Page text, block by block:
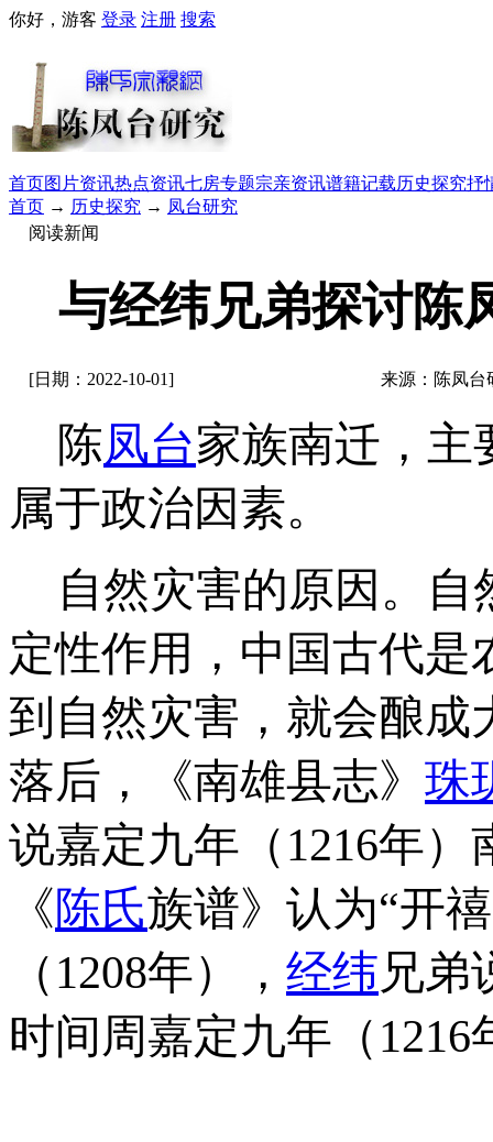
你好，游客 登录 注册 搜索
首页图片资讯热点资讯七房专题宗亲资讯谱籍记载历史探究抒
首页 → 历史探究 → 凤台研究
阅读新闻
与经纬兄弟探讨陈
[日期：2022-10-01] 来源：陈凤台
陈凤台家族南迁，主
属于政治因素。
自然灾害的原因。自
定性作用，中国古代
到自然灾害，就会酿成
落后，《南雄县志》 珠
说嘉定九年（1216年
《陈氏族谱》认为“开
（1208年）， 经纬 兄弟
时间周嘉定九年（